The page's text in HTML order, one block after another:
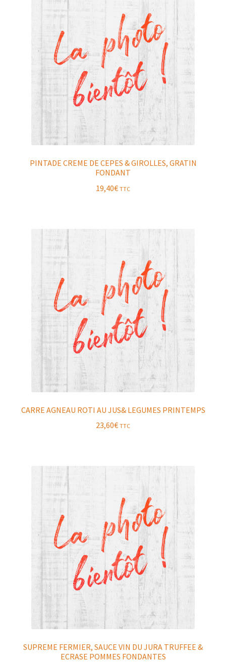
PINTADE CREME DE CEPES & GIROLLES, GRATIN
FONDANT
19,40€ TTC
CARRE AGNEAU ROTI AU JUS& LEGUMES PRINTEMPS
23,60€ TTC
SUPREME FERMIER, SAUCE VIN DU JURA TRUFFEE &
ECRASE POMMES FONDANTES